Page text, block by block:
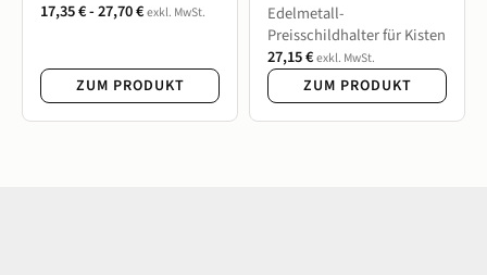
17,35€-27,70€exkl. MwSt.
ZUM PRODUKT
Edelmetall-
Preisschildhalter für Kisten
27,15€exkl. MwSt.
ZUM PRODUKT